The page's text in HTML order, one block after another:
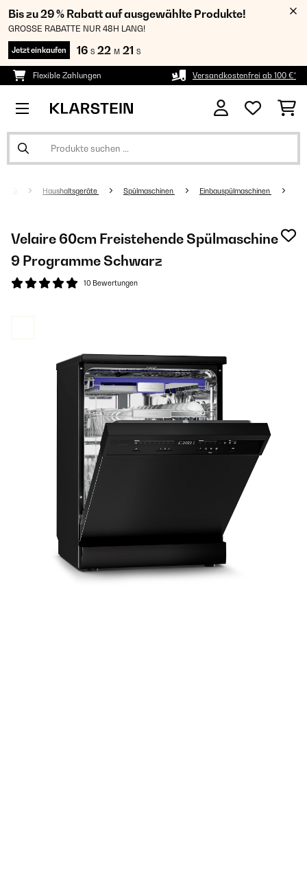
Bis zu 29 % Rabatt auf ausgewählte Produkte!
GROSSE RABATTE NUR 48H LANG!
Jetzt einkaufen 16 S 22 M 20 S
Flexible Zahlungen Versandkostenfrei ab 100 €*
Haushaltsgeräte Spülmaschinen Einbauspülmaschinen
Velaire 60cm Freistehende Spülmaschine
9 Programme Schwarz
10 Bewertungen